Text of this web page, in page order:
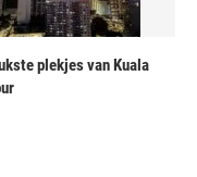
plekjes van Kuala